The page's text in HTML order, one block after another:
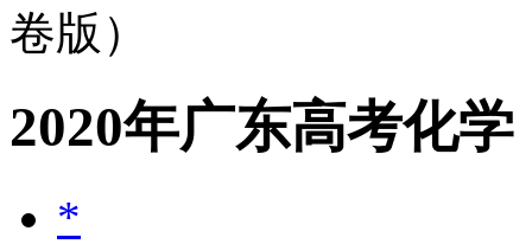
卷版）
2020年广东高考化
*